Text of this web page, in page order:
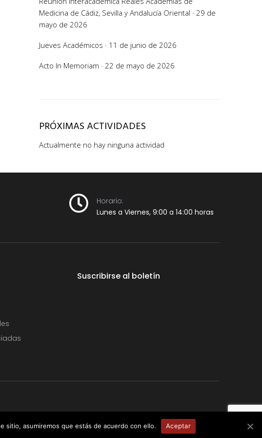
Medicina de Cádiz, Sevilla y Andalucía Oriental · 29 de
mayo de 2026
Jueves Académicos · 11 de junio de 2026
Acto In Memoriam · 22 de mayo de 2026
PRÓXIMAS ACTIVIDADES
Actualmente no hay ninguna actividad
Horario:
Lunes a Viernes, 9:00 a 14:00 horas
Suscribirse al boletín
Todos los derechos reservados
sitio, asumiremos que estás de acuerdo con ello. Aceptar